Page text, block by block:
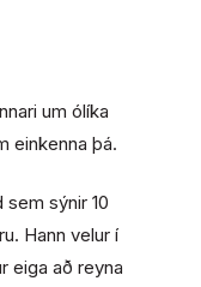
um ólíka
einkenna þá.
sem sýnir 10
Hann velur í
eiga að reyna